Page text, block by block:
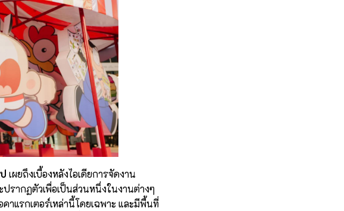
เผยถึงเบื้องหลังไอเดียการจัดงาน
ปรากฏตัวเพื่อเป็นส่วนหนึ่งในงานต่างๆ
าแรกเตอร์เหล่านี้โดยเฉพาะ และมีพื้นที่